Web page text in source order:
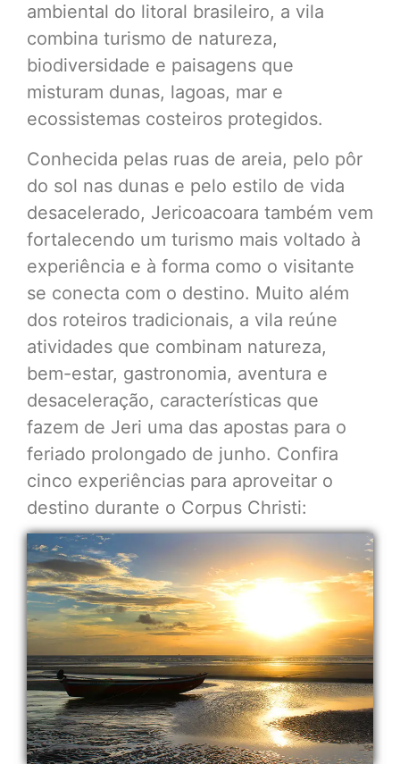
ambiental do litoral brasileiro, a vila
combina turismo de natureza,
biodiversidade e paisagens que
misturam dunas, lagoas, mar e
ecossistemas costeiros protegidos.
Conhecida pelas ruas de areia, pelo pôr
do sol nas dunas e pelo estilo de vida
desacelerado, Jericoacoara também vem
fortalecendo um turismo mais voltado à
experiência e à forma como o visitante
se conecta com o destino. Muito além
dos roteiros tradicionais, a vila reúne
atividades que combinam natureza,
bem-estar, gastronomia, aventura e
desaceleração, características que
fazem de Jeri uma das apostas para o
feriado prolongado de junho. Confira
cinco experiências para aproveitar o
destino durante o Corpus Christi: